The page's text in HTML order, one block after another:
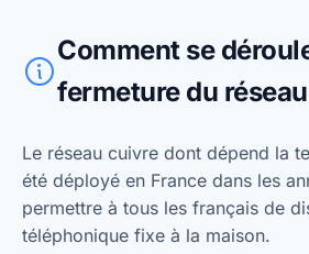
Comment se
fermeture du
Le réseau cuivre dont dépend la
été déployé en France dans les
permettre à tous les français de
téléphonique fixe à la maison.